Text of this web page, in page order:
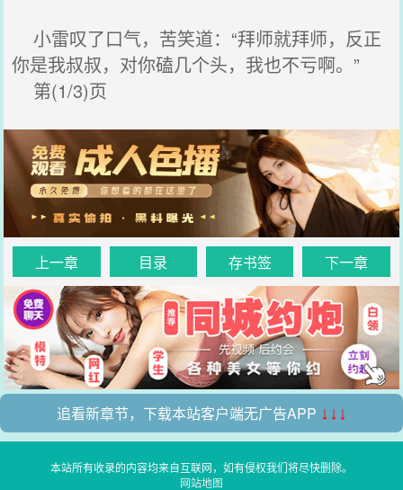
小雷叹了口气，苦笑道：“拜师就拜师，反正
你是我叔叔，对你磕几个头，我也不亏啊。”
第(1/3)页
上一章 目录 存书签 下一章
追看新章节，下载本站客户端无广告APP ↓↓↓
本站所有收录的内容均来自互联网，如有侵权我们将尽快删除。
网站地图